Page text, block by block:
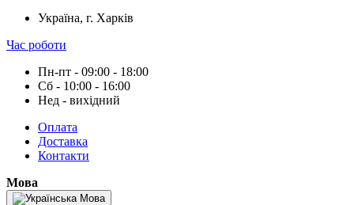
Україна, г. Харків
Час роботи
Пн-пт - 09:00 - 18:00
Сб - 10:00 - 16:00
Нед - вихідний
Оплата
Доставка
Контакти
Мова
Мова